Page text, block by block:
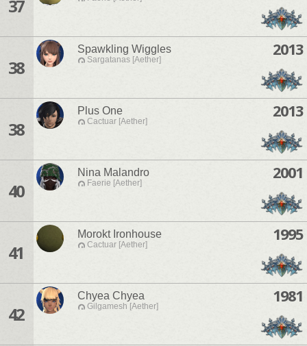
37
38
Spawkling Wiggles
Sargatanas [Aether]
2013
38
Plus One
Cactuar [Aether]
2013
40
Nina Malandro
Faerie [Aether]
2001
41
Morokt Ironhouse
Cactuar [Aether]
1995
42
Chyea Chyea
Gilgamesh [Aether]
1981